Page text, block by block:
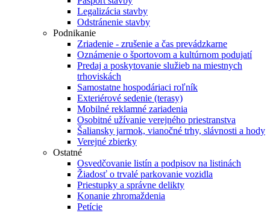
Legalizácia stavby
Odstránenie stavby
Podnikanie
Zriadenie - zrušenie a čas prevádzkarne
Oznámenie o športovom a kultúrnom podujatí
Predaj a poskytovanie služieb na miestnych
trhoviskách
Samostatne hospodáriaci roľník
Exteriérové sedenie (terasy)
Mobilné reklamné zariadenia
Osobitné užívanie verejného priestranstva
Šaliansky jarmok, vianočné trhy, slávnosti a hody
Verejné zbierky
Ostatné
Osvedčovanie listín a podpisov na listinách
Žiadosť o trvalé parkovanie vozidla
Priestupky a správne delikty
Konanie zhromaždenia
Petície